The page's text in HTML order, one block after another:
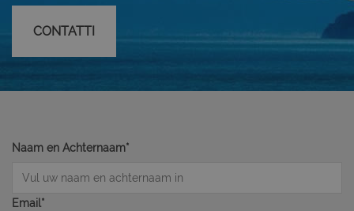
CONTATTI
Naam en Achternaam*
Email*